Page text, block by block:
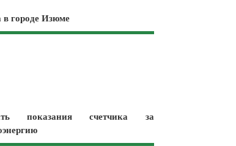
в городе Изюме
показания счетчика за